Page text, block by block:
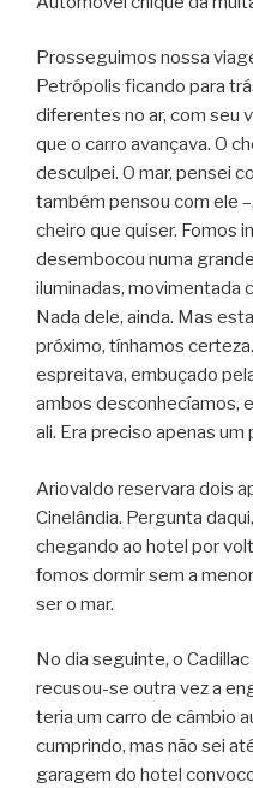
Prosseguimos nossa
Petrópolis ficando para
diferentes no ar, com seu
que o carro avançava. O
desculpei. O mar, pensei
também pensou com ele
cheiro que quiser. Fomos
desembocou numa
iluminadas, movimentada
Nada dele, ainda. Mas
próximo, tínhamos
espreitava, embuçado
ambos desconhecíamos,
ali. Era preciso apenas
Ariovaldo reservara dois
Cinelândia. Pergunta
chegando ao hotel por
fomos dormir sem a
ser o mar.
No dia seguinte, o
recusou-se outra vez a
teria um carro de câmbio
cumprindo, mas não sei
garagem do hotel